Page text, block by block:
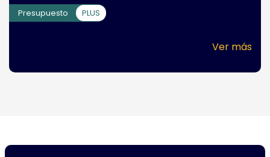
Presupuesto PLUS
Ver más